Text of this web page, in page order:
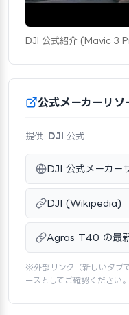
DJI 公式紹介 (Mavic 3
公式メーカーリソ
提供: DJI 公式
DJI 公式メーカー
DJI (Wikipedia)
Agras T40 の最
※外部リンク（新しいタブ
ースとしてご確認ください。